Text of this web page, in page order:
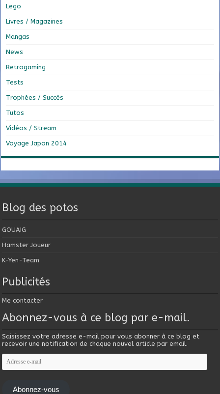
Lego
Livres / Magazines
Mangas
News
Retrogaming
Tests
Trophées / Succès
Tutos
Vidéos / Stream
Voyage Japon 2014
Blog des potos
GOUAIG
Hamster Joueur
K-Yen-Team
Publicités
Me contacter
Abonnez-vous à ce blog par e-mail.
Saisissez votre adresse e-mail pour vous abonner à ce blog et
recevoir une notification de chaque nouvel article par email.
Adresse
e-
mail
Abonnez-vous